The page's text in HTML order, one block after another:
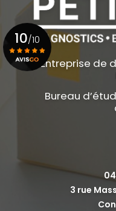
Entreprise de
Bureau
3 rue
10/10
Voir le certificat